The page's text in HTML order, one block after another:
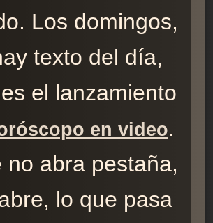
Los domingos,
texto del día,
el lanzamiento
en video.
no abra pestaña,
lo que pasa